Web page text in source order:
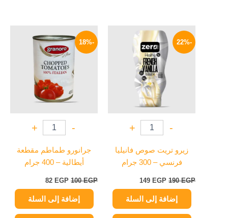
-22%
-
+
زيرو تريت صوص فانيليا
فرنسي – 300 جرام
190EGP
السعر
الأصلي
هو:
190 EGP.
149 EGP
الحالي
هو:
149 EGP.
إضافة إلى السلة
-18%
-
+
جرانورو طماطم مقطعة
أيطالية – 400 جرام
100EGP
الأصلي
هو:
100 EGP.
82 EGP
الحالي
هو:
82 EGP.
إضافة إلى السلة